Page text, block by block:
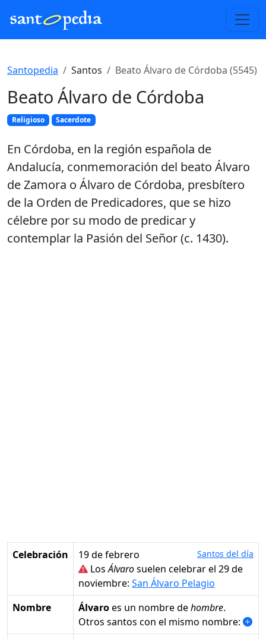
Santopedia Santos Beato Álvaro de Córdoba (5545)
Beato Álvaro de Córdoba
Religioso Sacerdote
En Córdoba, en la región española de
Andalucía, conmemoración del beato Álvaro
de Zamora o Álvaro de Córdoba, presbítero
de la Orden de Predicadores, que se hizo
célebre por su modo de predicar y
contemplar la Pasión del Señor (c. 1430).
Celebración 19 de febrero Santos del día
LosÁlvarosuelen celebrar el 29 de
noviembre: San Álvaro Pelagio
Nombre
Álvaroes un nombre dehombre.
Otros santos con el mismo nombre: